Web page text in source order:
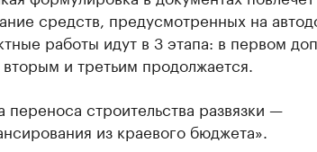
средств, предусмотренных на
работы идут в 3 этапа: в первом
и третьим продолжается.
строительства развязки —
из краевого бюджета».